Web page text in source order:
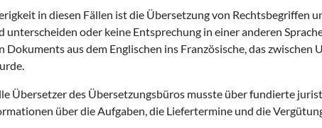
in diesen Fällen ist die Übersetzung von Rechtsbegriffen
unterscheiden oder keine Entsprechung in einer anderen
Dokuments aus dem Englischen ins Französische, das
Übersetzer des Übersetzungsbüros musste über fundierte
über die Aufgaben, die Liefertermine und die